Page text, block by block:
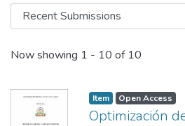
Recent Submissions
Now showing 1 - 10 of 10
Item Open Access
Optimización